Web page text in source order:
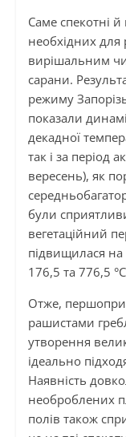
Саме спекотні
необхідних для
вирішальним
сарани.
режиму
показали
декадної
так і за період
вересень), як
були
вегетаційний
підвищилася на
176,5 та 776,5
Отже,
рашистами
утворення
ідеально
Наявність
необроблених
полів також